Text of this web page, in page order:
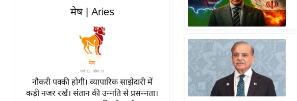
हॉलीवुड
Breaking
लाइफस्टाइल
टेक्नॉलॉजी
ब्यूटी/फैशन
मेष | Aries
नौकरी पक्की होगी। व्यापारिक साझेदारी में
कड़ी नजर रखें। संतान की उन्नति से प्रसन्नता।